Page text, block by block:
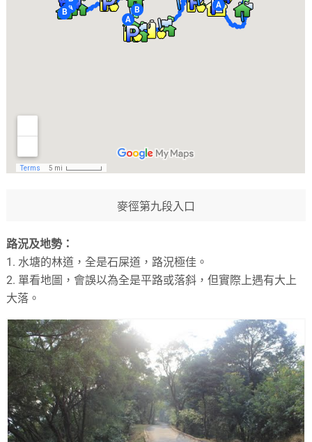
麥徑第九段入口
路況及地勢：
1. 水塘的林道，全是石屎道，路況極佳。
2. 單看地圖，會誤以為全是平路或落斜，但實際上遇有大上
大落。